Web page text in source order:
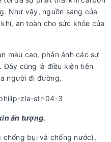
Như vậy, nguồn sáng của
an toàn cho sức khỏe của
màu cao, phản ánh các sự
cũng là điều kiện tiên
người đi đường.
ấn tượng.
bụi và chống nước),